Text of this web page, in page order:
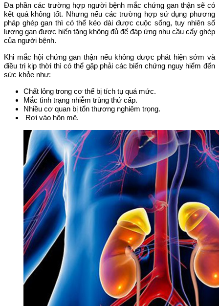
Đa phần các trường hợp người bệnh mắc chứng gan thận sẽ có
kết quả không tốt. Nhưng nếu các trường hợp sử dụng phương
pháp ghép gan thì có thể kéo dài được cuộc sống, tuy nhiên số
lượng gan được hiến tặng không đủ để đáp ứng nhu cầu cấy ghép
của người bệnh.
Khi mắc hội chứng gan thận nếu không được phát hiện sớm và
điều trị kịp thời thì có thể gặp phải các biến chứng nguy hiểm đến
sức khỏe như:
Chất lỏng trong cơ thể bị tích tụ quá mức.
Mắc tình trạng nhiễm trùng thứ cấp.
Nhiều cơ quan bị tổn thương nghiêm trọng.
Rơi vào hôn mê.